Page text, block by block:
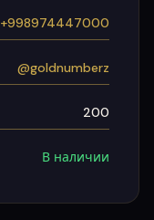
+998974447000
@goldnumberz
200
В наличии